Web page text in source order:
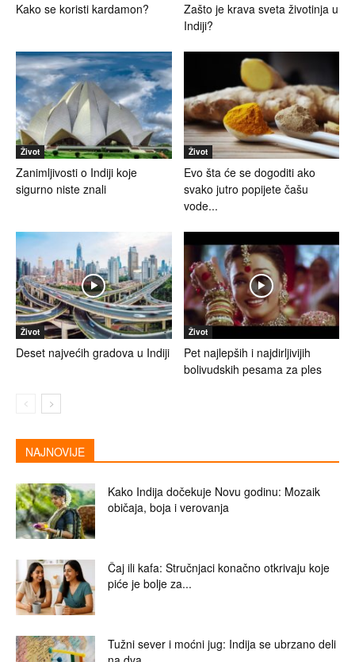
Kako se koristi kardamon?
Zašto je krava sveta životinja u
Indiji?
Život
Zanimljivosti o Indiji koje
sigurno niste znali
Život
Evo šta će se dogoditi ako
svako jutro popijete čašu
vode...
Život
Deset najvećih gradova u Indiji
Život
Pet najlepših i najdirljivijih
bolivudskih pesama za ples
NAJNOVIJE
Kako Indija dočekuje Novu godinu: Mozaik
običaja, boja i verovanja
Čaj ili kafa: Stručnjaci konačno otkrivaju koje
piće je bolje za...
Tužni sever i moćni jug: Indija se ubrzano deli